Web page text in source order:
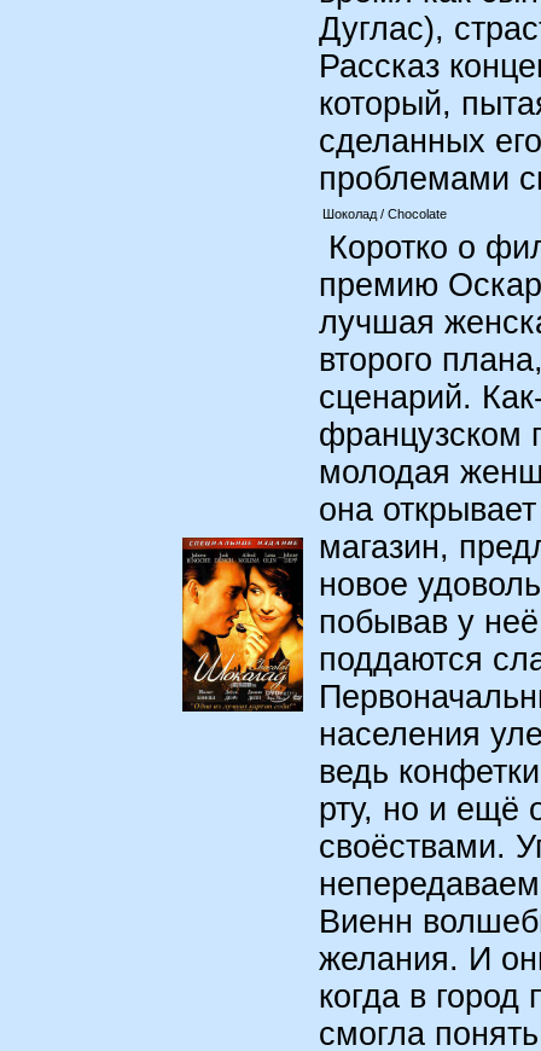
Дуглас),
Рассказ
который,
сделанных
проблемами
Шоколад / Chocolate
Коротко о
премию
лучшая
второго
сценарий.
французском
молодая
она
магазин,
новое
побывав у
поддаются
населения
ведь
рту, но и ещё
своёствами.
Виенн
желания. И
когда в
смогла